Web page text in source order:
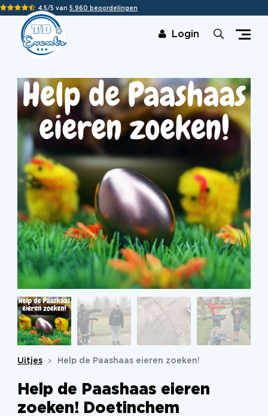
4,5/5 van 5.960 beoordelingen
Login
Uitjes Help de Paashaas eieren zoeken!
Help de Paashaas eieren
zoeken! Doetinchem